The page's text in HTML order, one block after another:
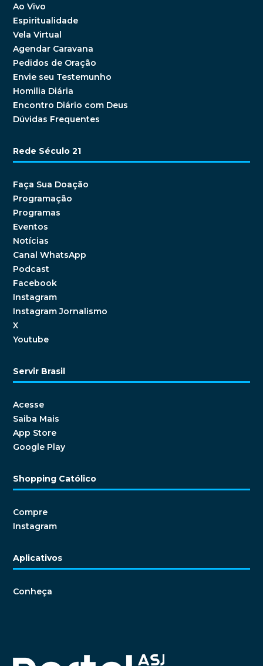
Ao Vivo
Espiritualidade
Vela Virtual
Agendar Caravana
Pedidos de Oração
Envie seu Testemunho
Homilia Diária
Encontro Diário com Deus
Dúvidas Frequentes
Rede Século 21
Faça Sua Doação
Programação
Programas
Eventos
Notícias
Canal WhatsApp
Podcast
Facebook
Instagram
Instagram Jornalismo
X
Youtube
Servir Brasil
Acesse
Saiba Mais
App Store
Google Play
Shopping Católico
Compre
Instagram
Aplicativos
Conheça